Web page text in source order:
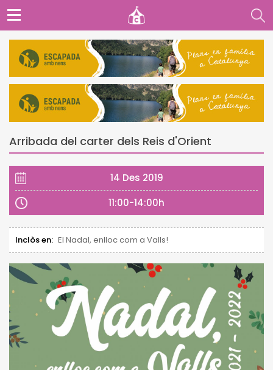
Arribada del carter dels Reis d'Orient
14 Des 2019
11:00-14:00h
Inclòs en: El Nadal, enlloc com a Valls!